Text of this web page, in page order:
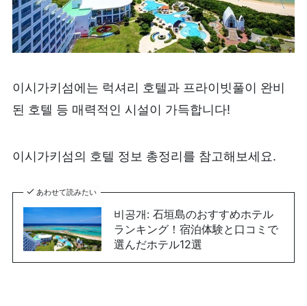
이시가키섬에는 럭셔리 호텔과 프라이빗풀이 완비
된 호텔 등 매력적인 시설이 가득합니다!
이시가키섬의 호텔 정보 총정리를 참고해보세요.
あわせて読みたい
비공개: 石垣島のおすすめホテル
ランキング！宿泊体験と口コミで
選んだホテル12選